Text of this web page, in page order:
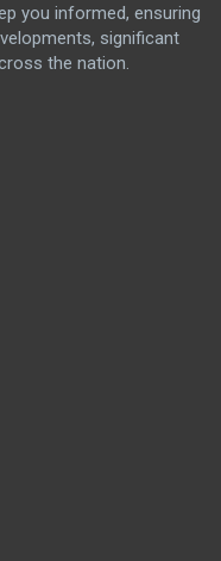
you informed, ensuring
significant
the nation.